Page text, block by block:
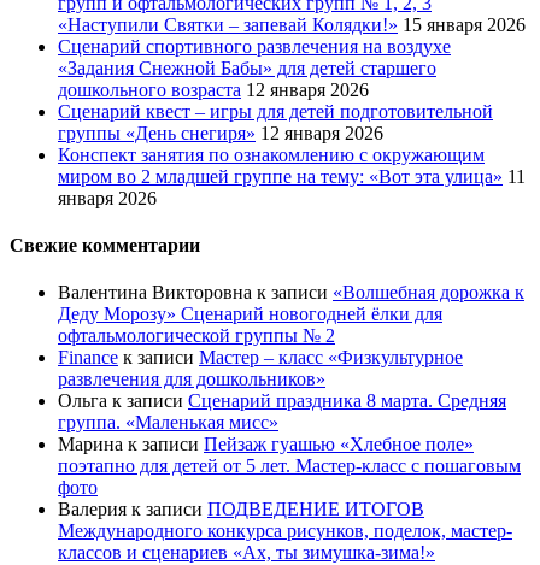
«Наступили Святки – запевай Колядки!» 15 января 2026
Сценарий спортивного развлечения на воздухе
«Задания Снежной Бабы» для детей старшего
дошкольного возраста 12 января 2026
Сценарий квест – игры для детей подготовительной
группы «День снегиря» 12 января 2026
Конспект занятия по ознакомлению с окружающим
миром во 2 младшей группе на тему: «Вот эта улица» 11
января 2026
Свежие комментарии
Валентина Викторовна к записи «Волшебная дорожка к
Деду Морозу» Сценарий новогодней ёлки для
офтальмологической группы № 2
Finance к записи Мастер – класс «Физкультурное
развлечения для дошкольников»
Ольга к записи Сценарий праздника 8 марта. Средняя
группа. «Маленькая мисс»
Марина к записи Пейзаж гуашью «Хлебное поле»
поэтапно для детей от 5 лет. Мастер-класс с пошаговым
фото
Валерия к записи ПОДВЕДЕНИЕ ИТОГОВ
Международного конкурса рисунков, поделок, мастер-
классов и сценариев «Ах, ты зимушка-зима!»